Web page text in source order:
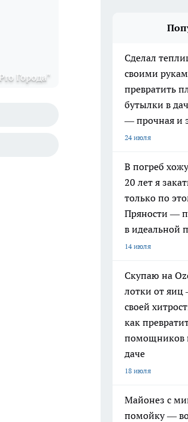
Города"
Сделал
своими
превратить
бутылки в
— прочная и
24 июля
В погреб
20 лет я
только по
Пряности —
в идеальной
14 июля
Скупаю на
лотки от
своей
как
помощников
даче
18 июля
Майонез с
помойку —